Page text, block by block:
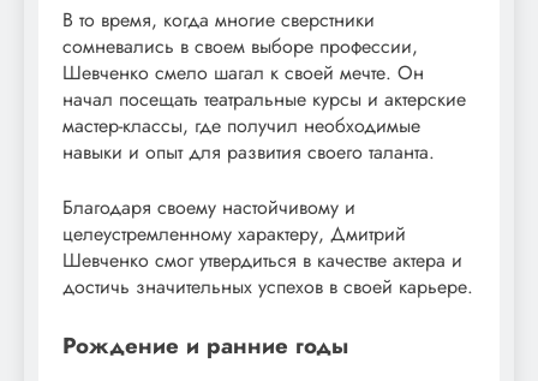
В то время, когда многие сверстники
сомневались в своем выборе профессии,
Шевченко смело шагал к своей мечте. Он
начал посещать театральные курсы и актерские
мастер-классы, где получил необходимые
навыки и опыт для развития своего таланта.
Благодаря своему настойчивому и
целеустремленному характеру, Дмитрий
Шевченко смог утвердиться в качестве актера и
достичь значительных успехов в своей карьере.
Рождение и ранние годы